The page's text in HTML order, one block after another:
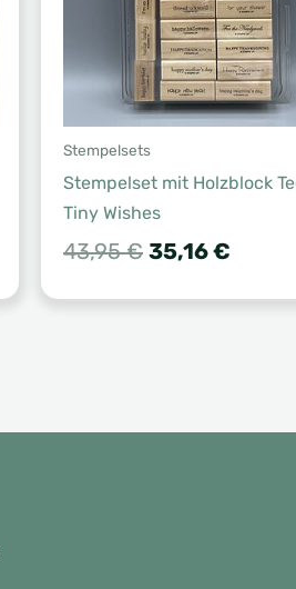
Stempelsets
Stempelset mit Holzblock
Tiny Wishes
43,95€ Ursprünglicher
war:
35,16€
ist: